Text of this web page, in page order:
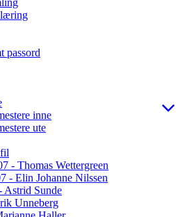
passord
inne
ute
- Thomas Wettergreen
- Elin Johanne Nilssen
Astrid Sunde
Unneberg